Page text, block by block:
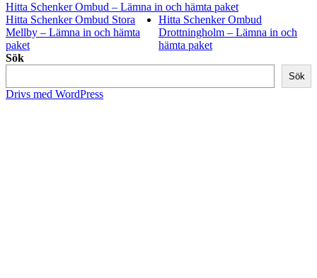
Hitta Schenker Ombud – Lämna in och hämta paket
Hitta Schenker Ombud Stora
Mellby – Lämna in och hämta
paket
Hitta Schenker Ombud
Drottningholm – Lämna in och
hämta paket
Sök
Sök
Drivs med WordPress